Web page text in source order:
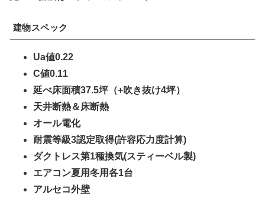
建物スペック
Ua値0.22
C値0.11
延べ床面積37.5坪（+吹き抜け4坪）
天井断熱＆床断熱
オール電化
耐震等級3認定取得(許容応力度計算)
ダクトレス第1種換気(スティーベル製)
エアコン夏用冬用各1台
アルセコ外壁